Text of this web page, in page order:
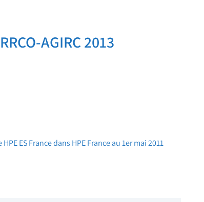
AGIRC 2013
ES France dans HPE France au 1er mai 2011